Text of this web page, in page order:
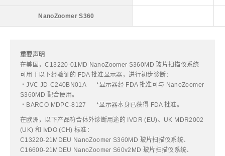
NanoZoomer S360
重要声明
在美国，C13220-01MD NanoZoomer S360MD 玻片扫描仪系统
可用于以下经验证的 FDA 批准显示器，进行初步诊断：
・JVC JD-C240BN01A *显示器经 FDA 批准可与 NanoZoomer
S360MD 配合使用。
・BARCO MDPC-8127 *显示器本身已获得 FDA 批准。
在欧洲，以下产品符合体外诊断用途的 IVDR (EU)、UK MDR2002
(UK) 和 IvDO (CH) 标准：
C13220-21MDEU NanoZoomer S360MD 玻片扫描仪系统、
C16600-21MDEU NanoZoomer S60v2MD 玻片扫描仪系统、